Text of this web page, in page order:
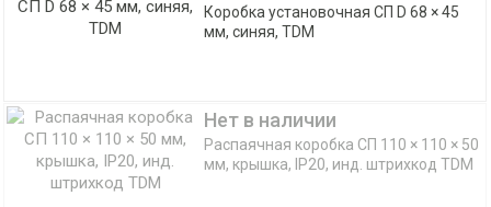
Коробка установочная СП D 68 × 45
мм, синяя, TDM
Нет в наличии
Распаячная коробка СП 110 × 110 × 50
мм, крышка, IP20, инд. штрихкод TDM